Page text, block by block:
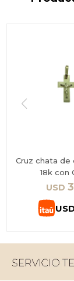
Cruz chata de
18k con
USD